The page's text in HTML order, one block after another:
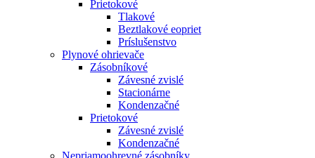
Prietokové
Tlakové
Beztlakové eopriet
Príslušenstvo
Plynové ohrievače
Zásobníkové
Závesné zvislé
Stacionárne
Kondenzačné
Prietokové
Závesné zvislé
Kondenzačné
Nepriamoohrevné zásobníky